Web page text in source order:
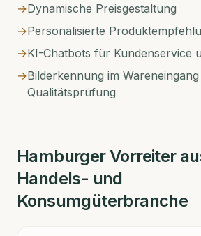
→Dynamische Preisgestaltung
→Personalisierte
→KI-Chatbots für Kundenservice
→Bilderkennung im
Qualitätsprüfung
HamburgerVorreiter
Handels- und
Konsumgüterbranche